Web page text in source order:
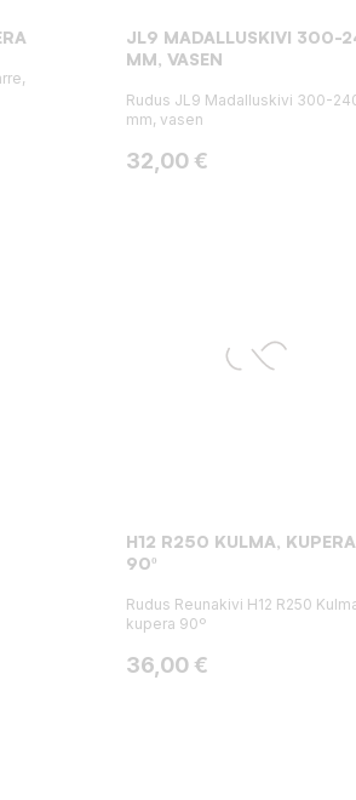
JL9 MADALLUSKIVI 300-
MM, VASEN
Rudus JL9 Madalluskivi 300-
mm, vasen
Hinta
32,00 €
H12 R250 KULMA, KUPERA
90º
Rudus Reunakivi H12 R250
kupera 90º
Hinta
36,00 €